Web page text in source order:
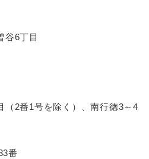
谷6丁目
（2番1号を除く）、南行徳3～4
番